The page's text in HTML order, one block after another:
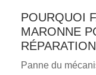
POURQUOI
MARONNE
Panne du